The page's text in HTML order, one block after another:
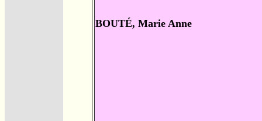
BOUTÉ, Marie Anne